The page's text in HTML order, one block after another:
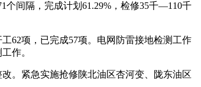
间隔，完成计划61.29%，检修35千—110千
62项，已完成57项。电网防雷接地检测工作
作。
。紧急实施抢修陕北油区杏河变、陇东油区